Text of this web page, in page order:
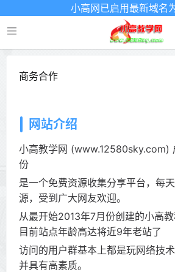
小高网已启用最新域名
商务合作
网站介绍
小高教学网 (www.12580sky.com)
份
是一个免费资源收集分享平台，每
源，受到广大网友欢迎。
从最开始2013年7月份创建的小高教
目前站点年龄高达将近9年老站了
访问的用户群基本上都是玩网络技
并具有高素质。